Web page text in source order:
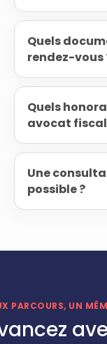
Quels
rendez-vous
Quels
avocat
Une
possible ?
PARCOURS, UN